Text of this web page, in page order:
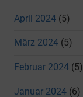
April 2024 (5)
März 2024 (5)
Februar 2024 (5)
Januar 2024 (6)